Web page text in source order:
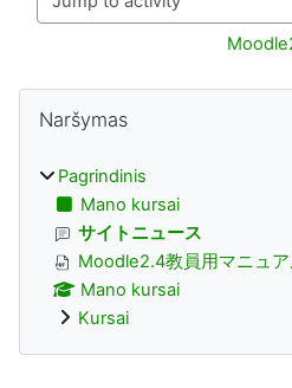
Jump to activity
Blokai
Naršymas
Pagrindinis
Mano kursai
サイトニュース
Moodle2.4教員用マニュ
Mano kursai
Kursai